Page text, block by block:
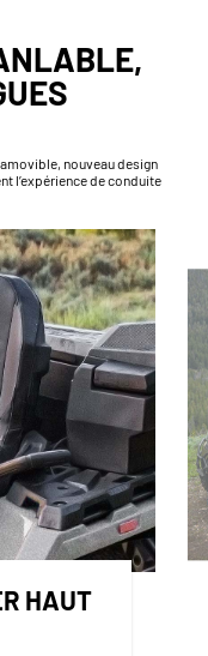
nouveau design
l’expérience de conduite
HAUT